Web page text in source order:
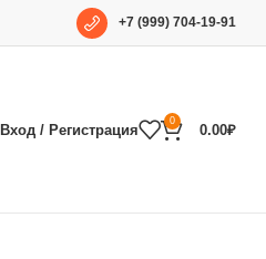
+7 (999) 704-19-91
Вход / Регистрация
0
0.00₽